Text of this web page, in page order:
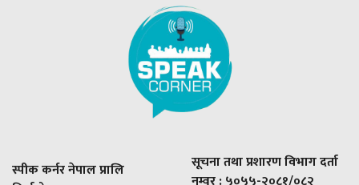
स्पीक कर्नर नेपाल प्रालि
सूचना तथा प्रशारण विभाग दर्ता